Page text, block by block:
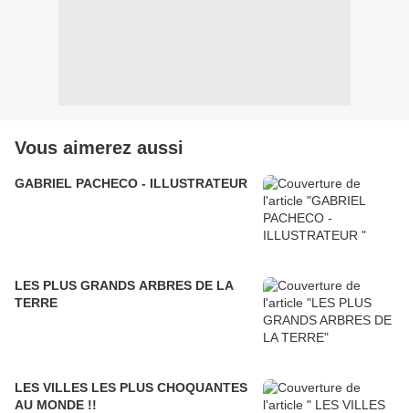
Vous aimerez aussi
GABRIEL PACHECO - ILLUSTRATEUR
LES PLUS GRANDS ARBRES DE LA
TERRE
LES VILLES LES PLUS CHOQUANTES
AU MONDE !!